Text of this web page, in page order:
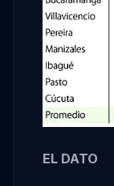
EL DATO